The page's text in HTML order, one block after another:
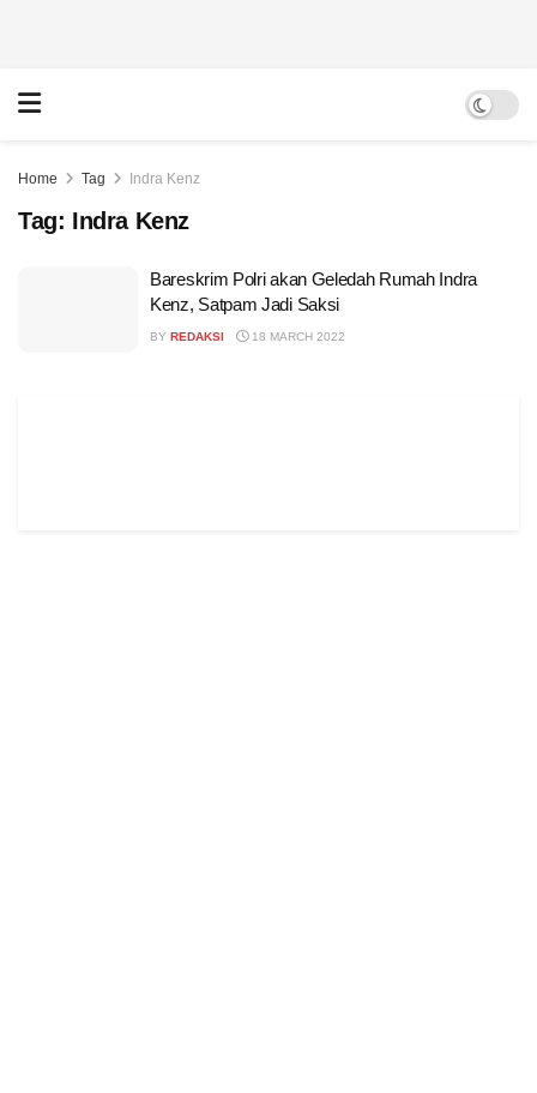
Home Tag Indra Kenz
Tag: Indra Kenz
Bareskrim Polri akan Geledah Rumah Indra
Kenz, Satpam Jadi Saksi
BY REDAKSI 18 MARCH 2022